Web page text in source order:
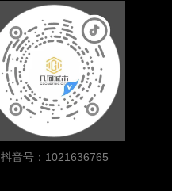
抖音号：1021636765